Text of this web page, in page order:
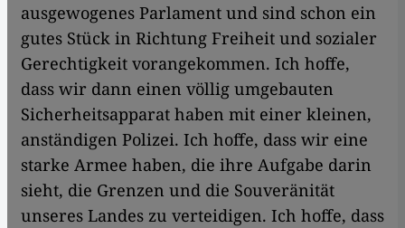
ausgewogenes Parlament und sind schon ein
gutes Stück in Richtung Freiheit und sozialer
Gerechtigkeit vorangekommen. Ich hoffe,
dass wir dann einen völlig umgebauten
Sicherheitsapparat haben mit einer kleinen,
anständigen Polizei. Ich hoffe, dass wir eine
starke Armee haben, die ihre Aufgabe darin
sieht, die Grenzen und die Souveränität
unseres Landes zu verteidigen. Ich hoffe, dass